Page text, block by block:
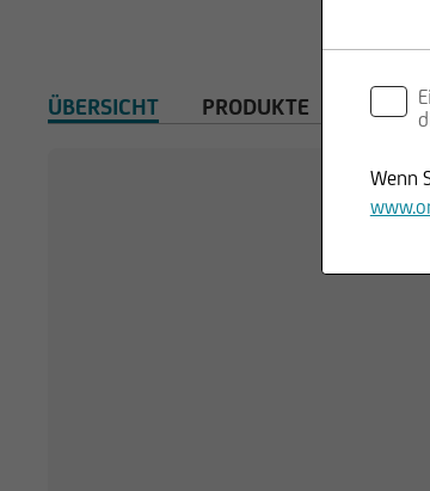
ÜBERSICHT PRODUKTE
Wenn